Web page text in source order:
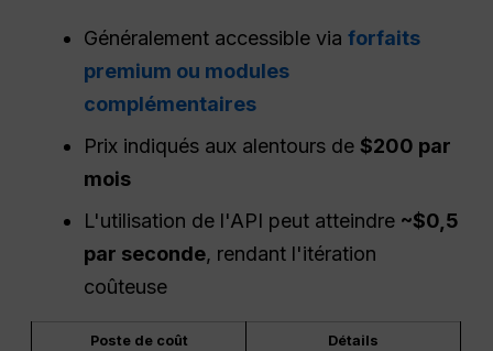
Généralement accessible viaforfaits
premium ou modules
complémentaires
Prix indiqués aux alentours de$200 par
mois
L'utilisation de l'API peut atteindre ~$0,5
par seconde, rendant l'itération
coûteuse
Poste de coût Détails